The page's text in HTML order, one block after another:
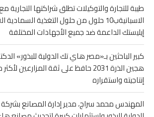
طيبة للتجارة والتوكيلات تطلق شراكتها التجارية
الاسبانيةب10 حلول من حلول التغذية
إيليستك الداعمة ضد جميع الأجهادات المختلفة
كبير الباحثين بـ«مصر هاي تك الدولية للبذور»
إنتاجيته واستقراره
المهندس محمد سراج، مدير إدارة المصانع